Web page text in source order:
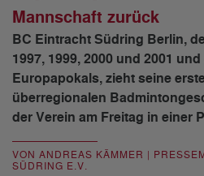
Mannschaft zurück
BC Eintracht Südring Berlin,
1997, 1999, 2000 und 2001
Europapokals, zieht seine
überregionalen
der Verein am Freitag in einer
VON ANDREAS KÄMMER |
SÜDRING E.V.